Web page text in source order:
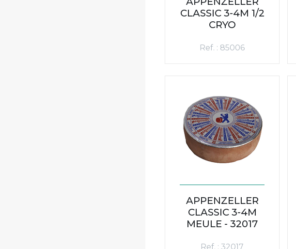
CLASSIC 3-4M 1/2
CRYO
Ref. : 85006
APPENZELLER
CLASSIC 3-4M
MEULE - 32017
Ref. : 32017